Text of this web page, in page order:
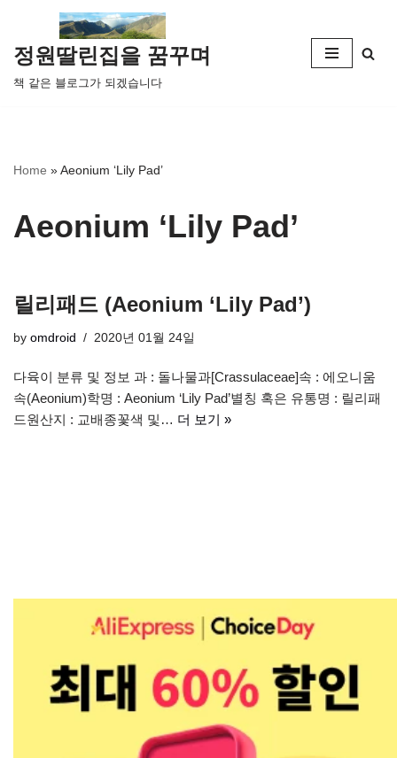
콘
텐
츠
뛰
정원딸린집을 꿈꾸며
책 같은 블로그가 되겠습니다
Home »Aeonium ‘Lily Pad’
Aeonium ‘Lily Pad’
릴리패드 (Aeonium ‘Lily Pad’)
by omdroid 2020년 01월 24일
다육이 분류 및 정보 과 : 돌나물과[Crassulaceae]속 : 에오니움
속(Aeonium)학명 : Aeonium ‘Lily Pad’별칭 혹은 유통명 : 릴리패
드원산지 : 교배종꽃색 및… 더 보기 »